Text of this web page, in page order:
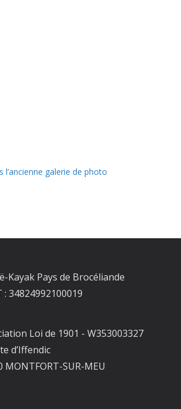
l’ancienne galerie de photo
Kayak Pays de Brocéliande
: 34824992100019
Loi de 1901 - W353003327
d’Iffendic
MONTFORT-SUR-MEU